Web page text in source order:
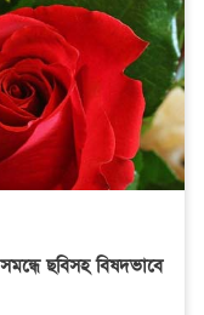
ছবিসহ বিষদভাবে